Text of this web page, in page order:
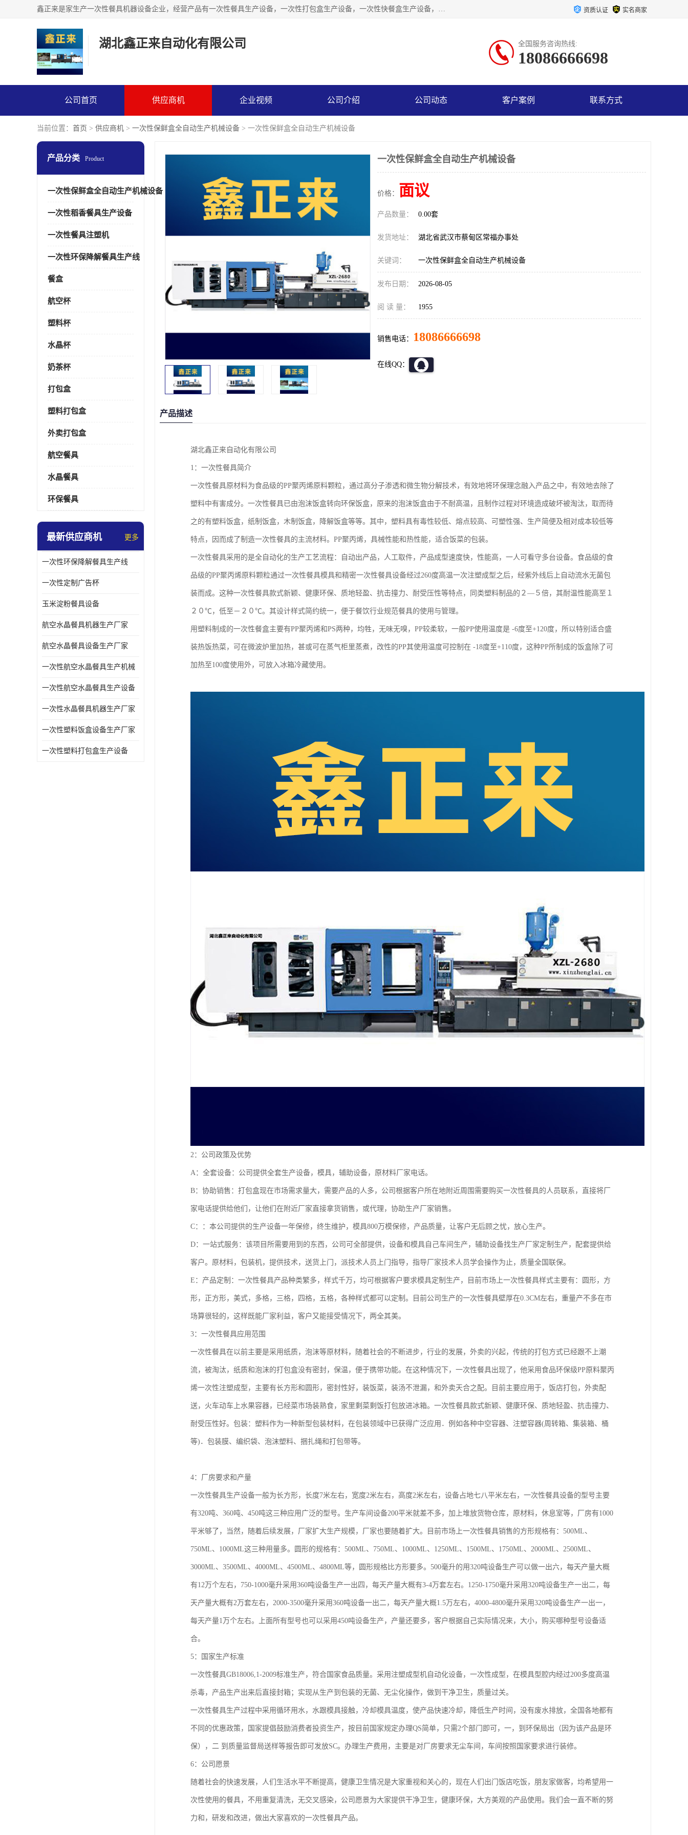
鑫正来是家生产一次性餐具机器设备企业，经营产品有一次性餐具生产设备，一次性打包盒生产设备，一次性快餐盒生产设备，一次性水晶餐具生产设备，一次性塑料餐盒生产设备，一次性外卖饭盒生产设备，一次性餐具机器，一次性打包盒机器，一次性快餐盒机器，一次性塑料餐盒机器，打包盒设备，快餐盒设备，打包盒模具，快餐盒模具，鑫正来设备等 资质认证 实名商家
湖北鑫正来自动化有限公司 全国服务咨询热线:
18086666698
公司首页 供应商机 企业视频 公司介绍 公司动态 客户案例 联系方式
当前位置： 首页 > 供应商机 > 一次性保鲜盒全自动生产机械设备 > 一次性保鲜盒全自动生产机械设备
产品分类 Product
一次性保鲜盒全自动生产机械设备
一次性稻香餐具生产设备
一次性餐具注塑机
一次性环保降解餐具生产线
餐盒
航空杯
塑料杯
水晶杯
奶茶杯
打包盒
塑料打包盒
外卖打包盒
航空餐具
水晶餐具
环保餐具
最新供应商机 更多
一次性环保降解餐具生产线
一次性定制广告杯
玉米淀粉餐具设备
航空水晶餐具机器生产厂家
航空水晶餐具设备生产厂家
一次性航空水晶餐具生产机械
一次性航空水晶餐具生产设备
一次性水晶餐具机器生产厂家
一次性塑料饭盒设备生产厂家
一次性塑料打包盒生产设备
一次性保鲜盒全自动生产机械设备
价格： 面议
产品数量： 0.00套
发货地址： 湖北省武汉市蔡甸区常福办事处
关键词： 一次性保鲜盒全自动生产机械设备
发布日期： 2026-08-05
阅 读 量： 1955
销售电话： 18086666698
在线QQ：
产品描述
湖北鑫正来自动化有限公司
1：一次性餐具简介
一次性餐具原材料为食品级的PP聚丙烯原料颗粒，通过高分子渗透和微生物分解技术，有效地将环保理念融入产品之中，有效地去除了
塑料中有害成分。一次性餐具已由泡沫饭盒转向环保饭盒，原来的泡沫饭盒由于不耐高温，且制作过程对环境造成破坏被淘汰，取而待
之的有塑料饭盒，纸制饭盒，木制饭盒，降解饭盒等等。其中，塑料具有毒性较低、熔点较高、可塑性强、生产简便及相对成本较低等
特点，因而成了制造一次性餐具的主流材料。PP聚丙烯，具械性能和热性能，适合饭菜的包装。
一次性餐具采用的是全自动化的生产工艺流程：自动出产品，人工取件，产品成型速度快，性能高，一人可看守多台设备。食品级的食
品级的PP聚丙烯原料颗粒通过一次性餐具模具和精密一次性餐具设备经过260度高温一次注塑成型之后，经紫外线后上自动流水无菌包
装而成。这种一次性餐具款式新颖、健康环保、质地轻盈、抗击撞力、耐受压性等特点，同类塑料制品的２—５倍，其耐温性能高至１
２０℃，低至－２０℃。其设计样式简约统一，便于餐饮行业规范餐具的使用与管理。
用塑料制成的一次性餐盒主要有PP聚丙烯和PS两种，均牲，无味无嗅，PP较柔软，一般PP使用温度是 -6度至+120度，所以特别适合盛
装热饭热菜，可在微波炉里加热，甚或可在蒸气柜里蒸煮，改性的PP其使用温度可控制在 -18度至+110度，这种PP所制成的饭盒除了可
加热至100度使用外，可放入冰箱冷藏使用。
2：公司政策及优势
A：全套设备：公司提供全套生产设备，模具，辅助设备，原材料厂家电话。
B：协助销售：打包盒现在市场需求量大，需要产品的人多，公司根据客户所在地附近周围需要购买一次性餐具的人员联系，直接将厂
家电话提供给他们，让他们在附近厂家直接拿货销售，或代理，协助生产厂家销售。
C：：本公司提供的生产设备一年保修，终生维护，模具800万模保修，产品质量，让客户无后顾之忧，放心生产。
D：一站式服务：该项目所需要用到的东西，公司可全部提供，设备和模具自己车间生产，辅助设备找生产厂家定制生产，配套提供给
客户。原材料，包装机，提供技术，送货上门，派技术人员上门指导，指导厂家技术人员学会操作为止，质量全国联保。
E：产品定制：一次性餐具产品种类繁多，样式千万，均可根据客户要求模具定制生产，目前市场上一次性餐具样式主要有：圆形，方
形，正方形，美式，多格，三格，四格，五格，各种样式都可以定制。目前公司生产的一次性餐具壁厚在0.3CM左右，重量产不多在市
场算很轻的，这样既能厂家利益，客户又能接受情况下，两全其美。
3：一次性餐具应用范围
一次性餐具在以前主要是采用纸质，泡沫等原材料，随着社会的不断进步，行业的发展，外卖的兴起，传统的打包方式已经跟不上潮
流，被淘汰，纸质和泡沫的打包盒没有密封，保温，便于携带功能。在这种情况下，一次性餐具出现了，他采用食品环保级PP原料聚丙
烯一次性注塑成型，主要有长方形和圆形，密封性好，装饭菜，装汤不泄漏，和外卖天合之配。目前主要应用于，饭店打包，外卖配
送，火车动车上水果容器，已经菜市场装熟食，家里剩菜剩饭打包放进冰箱。一次性餐具款式新颖、健康环保、质地轻盈、抗击撞力、
耐受压性好。包装：塑料作为一种新型包装材料，在包装领域中已获得广泛应用．例如各种中空容器、注塑容器(周转箱、集装箱、桶
等)．包装膜、编织袋、泡沫塑料、捆扎绳和打包带等。
4：厂房要求和产量
一次性餐具生产设备一般为长方形，长度7米左右，宽度2米左右，高度2米左右，设备占地七八平米左右，一次性餐具设备的型号主要
有320吨、360吨、450吨这三种应用广泛的型号。生产车间设备200平米就差不多，加上堆放货物仓库，原材料，休息室等，厂房有1000
平米够了，当然，随着后续发展，厂家扩大生产规模，厂家也要随着扩大。目前市场上一次性餐具销售的方形规格有：500ML、
750ML、1000ML这三种用量多。圆形的规格有：500ML、750ML、1000ML、1250ML、1500ML、1750ML、2000ML、2500ML、
3000ML、3500ML、4000ML、4500ML、4800ML等，圆形规格比方形要多。500毫升的用320吨设备生产可以做一出六，每天产量大概
有12万个左右，750-1000毫升采用360吨设备生产一出四，每天产量大概有3-4万套左右。1250-1750毫升采用320吨设备生产一出二，每
天产量大概有2万套左右，2000-3500毫升采用360吨设备一出二，每天产量大概1.5万左右，4000-4800毫升采用320吨设备生产一出一，
每天产量1万个左右。上面所有型号也可以采用450吨设备生产，产量还要多，客户根据自己实际情况来，大小，购买哪种型号设备适
合。
5：国家生产标准
一次性餐具GB18006,1-2009标准生产，符合国家食品质量。采用注塑成型机自动化设备，一次性成型，在模具型腔内经过200多度高温
杀毒，产品生产出来后直接封箱；实现从生产到包装的无菌、无尘化操作，做到干净卫生，质量过关。
一次性餐具生产过程中采用循环用水，水跟模具接触，冷却模具温度，使产品快速冷却，降低生产时间，没有废水排放，全国各地都有
不同的优惠政策，国家提倡鼓励消费者投资生产，按目前国家规定办理QS简单，只需2个部门即可，一，到环保局出（因为该产品是环
保），二 到质量监督局送样等报告即可发放SC。办理生产费用，主要是对厂房要求无尘车间，车间按照国家要求进行装修。
6：公司愿景
随着社会的快速发展，人们生活水平不断提高，健康卫生情况是大家重视和关心的，现在人们出门饭店吃饭，朋友家做客，均希望用一
次性使用的餐具，不用重复清洗，无交叉感染，公司愿景为大家提供干净卫生，健康环保，大方美观的产品使用。我们会一直不断的努
力和，研发和改进，做出大家喜欢的一次性餐具产品。